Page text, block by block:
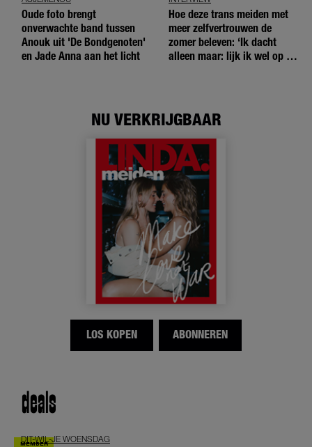
Oude foto brengt
onverwachte band tussen
Anouk uit 'De Bondgenoten'
en Jade Anna aan het licht
Hoe deze trans meiden met
meer zelfvertrouwen de
zomer beleven: ‘Ik dacht
alleen maar: lijk ik wel op de
NU VERKRIJGBAAR
LOS KOPEN ABONNEREN
deals
DIT-WIL-JE WOENSDAG